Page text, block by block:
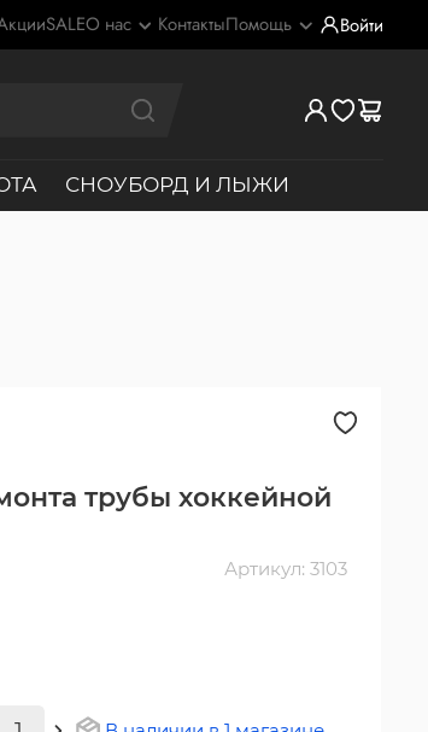
SALEО нас КонтактыПомощь Войти
СНОУБОРД И ЛЫЖИ
трубы хоккейной
Артикул: 3103